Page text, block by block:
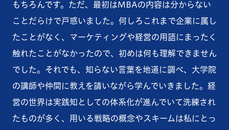
もちろんです。ただ、最初はMBAの内容は分からない
ことだらけで戸惑いました。何しろこれまで企業に属し
たことがなく、マーケティングや経営の用語にまったく
触れたことがなかったので、初めは何も理解できません
でした。それでも、知らない言葉を地道に調べ、大学院
の講師や仲間に教えを請いながら学んでいきました。経
営の世界は実践知としての体系化が進んでいて洗練され
たものが多く、用いる戦略の概念やスキームは私にとっ